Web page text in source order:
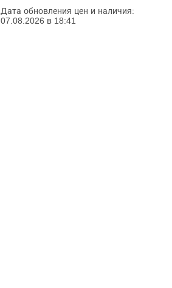
Дата обновления цен и наличия:
07.08.2026 в 18:41